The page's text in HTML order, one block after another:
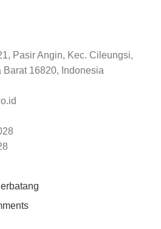
Pasir Angin, Kec. Cileungsi,
Barat 16820, Indonesia